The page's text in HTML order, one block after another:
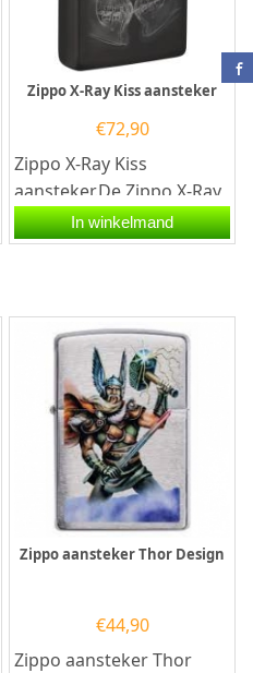
Zippo X-Ray Kiss aansteker
€72,90
Zippo X-Ray Kiss
aansteker.De Zippo X-Ray
Kiss aansteker heeft een
hoogglans zwarte
In winkelmand
Zippo aansteker Thor Design
€44,90
Zippo aansteker Thor